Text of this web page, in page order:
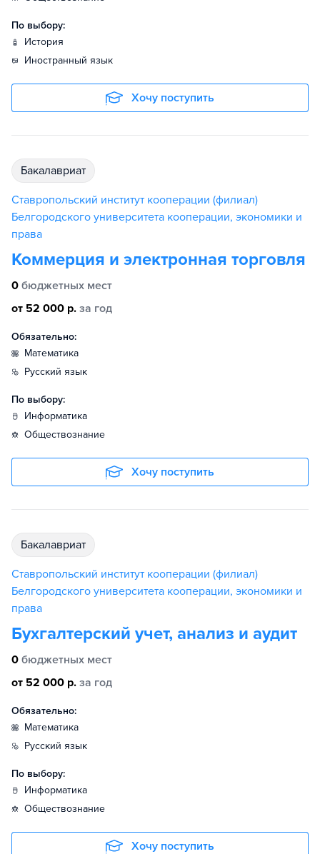
По выбору:
история
иностранный язык
Хочу поступить
бакалавриат
Ставропольский институт кооперации (филиал)
Белгородского университета кооперации, экономики и
права
Коммерция и электронная торговля
0 бюджетных мест
от 52 000 р. за год
Обязательно:
математика
русский язык
По выбору:
информатика
обществознание
Хочу поступить
бакалавриат
Ставропольский институт кооперации (филиал)
Белгородского университета кооперации, экономики и
права
Бухгалтерский учет, анализ и аудит
0 бюджетных мест
от 52 000 р. за год
Обязательно:
математика
русский язык
По выбору:
информатика
обществознание
Хочу поступить